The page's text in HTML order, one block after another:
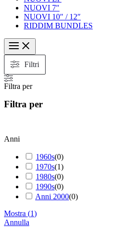
NUOVI 7″
NUOVI 10″ / 12″
RIDDIM BUNDLES
Filtri
Filtra per
Filtra per
Anni
1960s(0)
1970s(1)
1980s(0)
1990s(0)
Anni 2000(0)
Mostra (1)
Annulla